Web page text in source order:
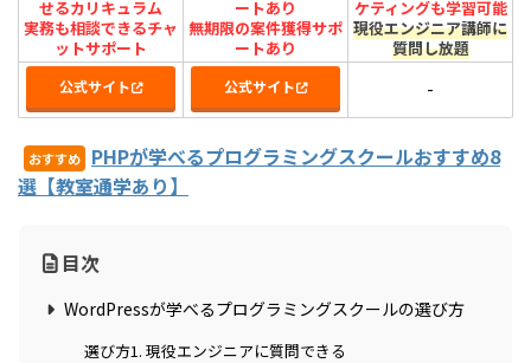
せるカリキュラム
実務も相談できるチャ
ットサポート
ートあり
無期限の案件獲得サポ
ートあり
ケティングも学習可能
現役エンジニア講師に
質問し放題
公式サイト 公式サイト -
おすすめ
PHPが学べるプログラミングスクールおすすめ8
選【教室通学あり】
目次
WordPressが学べるプログラミングスクールの選び方
選び方1. 現役エンジニアに質問できる